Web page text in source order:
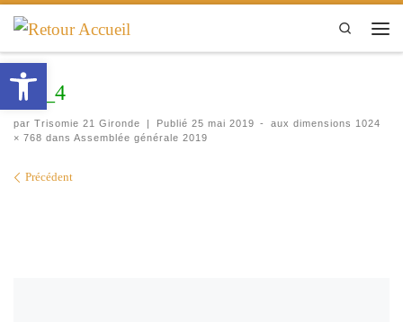
Passer au contenu
Search
AG_4
par Trisomie 21 Gironde | Publié 25 mai 2019 - aux dimensions 1024
× 768 dans Assemblée générale 2019
Navigation des images
Précédent
Ouvrir la barre d’outils